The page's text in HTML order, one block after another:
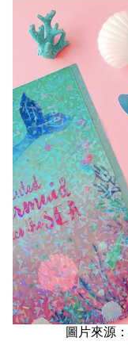
圖片來源：